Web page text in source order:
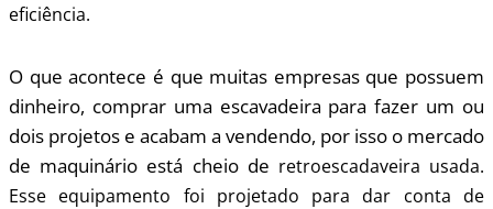
eficiência.
O que acontece é que muitas empresas que possuem
dinheiro, comprar uma escavadeira para fazer um ou
dois projetos e acabam a vendendo, por isso o mercado
de maquinário está cheio de retroescadaveira usada.
Esse equipamento foi projetado para dar conta de